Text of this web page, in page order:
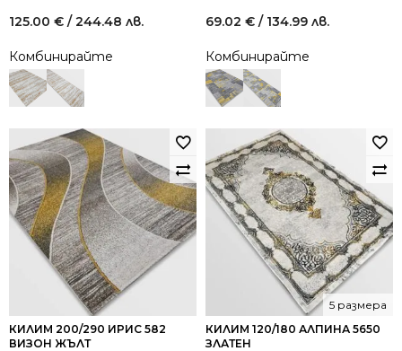
125.00 € / 244.48 лв.
Комбинирайте
69.02 € / 134.99 лв.
Комбинирайте
КИЛИМ 200/290 ИРИС 582
ВИЗОН ЖЪЛТ
КИЛИМ 120/180 АЛПИНА 5650
ЗЛАТЕН
5 размера